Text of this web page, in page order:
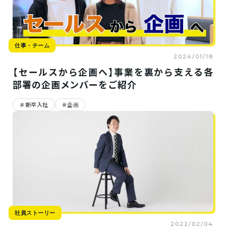
仕事・チーム
2024/01/18
【セールスから企画へ】事業を裏から支える各
部署の企画メンバーをご紹介
新卒入社 企画
社員ストーリー
2022/02/04